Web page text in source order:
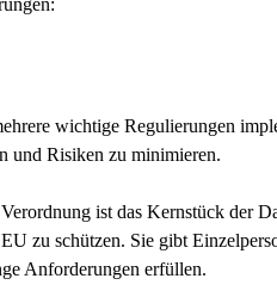
wichtige Regulierungen
und Risiken zu minimieren.
ist das Kernstück der
zu schützen. Sie gibt
Anforderungen erfüllen.